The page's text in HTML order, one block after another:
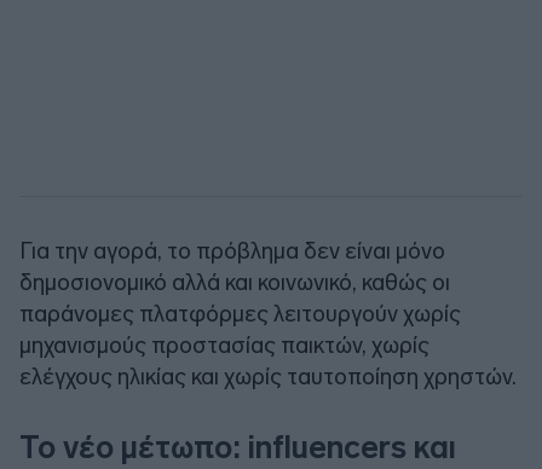
Για την αγορά, το πρόβλημα δεν είναι μόνο
δημοσιονομικό αλλά και κοινωνικό, καθώς οι
παράνομες πλατφόρμες λειτουργούν χωρίς
μηχανισμούς προστασίας παικτών, χωρίς
ελέγχους ηλικίας και χωρίς ταυτοποίηση χρηστών.
Το νέο μέτωπο: influencers και